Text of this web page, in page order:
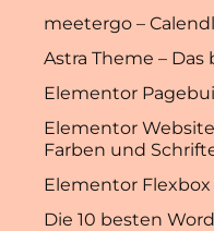
meetergo –
Astra Theme – Das
Elementor
Elementor
Farben und
Elementor
Die 10 besten